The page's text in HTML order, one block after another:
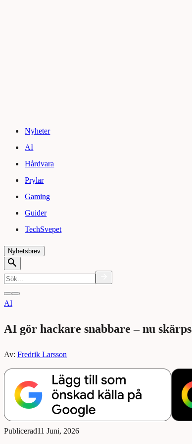
Nyheter
AI
Hårdvara
Prylar
Gaming
Guider
TechSvepet
Nyhetsbrev
AI
AI gör hackare snabbare – nu
Av: Fredrik Larsson
Publicerad11 Juni, 2026